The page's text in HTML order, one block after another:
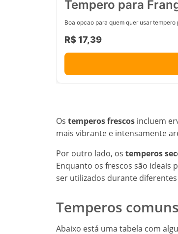
Tempero para
Boa opcao para quem quer usar
R$ 17,39
Os temperos frescos incluem
mais vibrante e intensamente
Por outro lado, os temperos
Enquanto os frescos são ideais
ser utilizados durante
Temperos
Abaixo está uma tabela com